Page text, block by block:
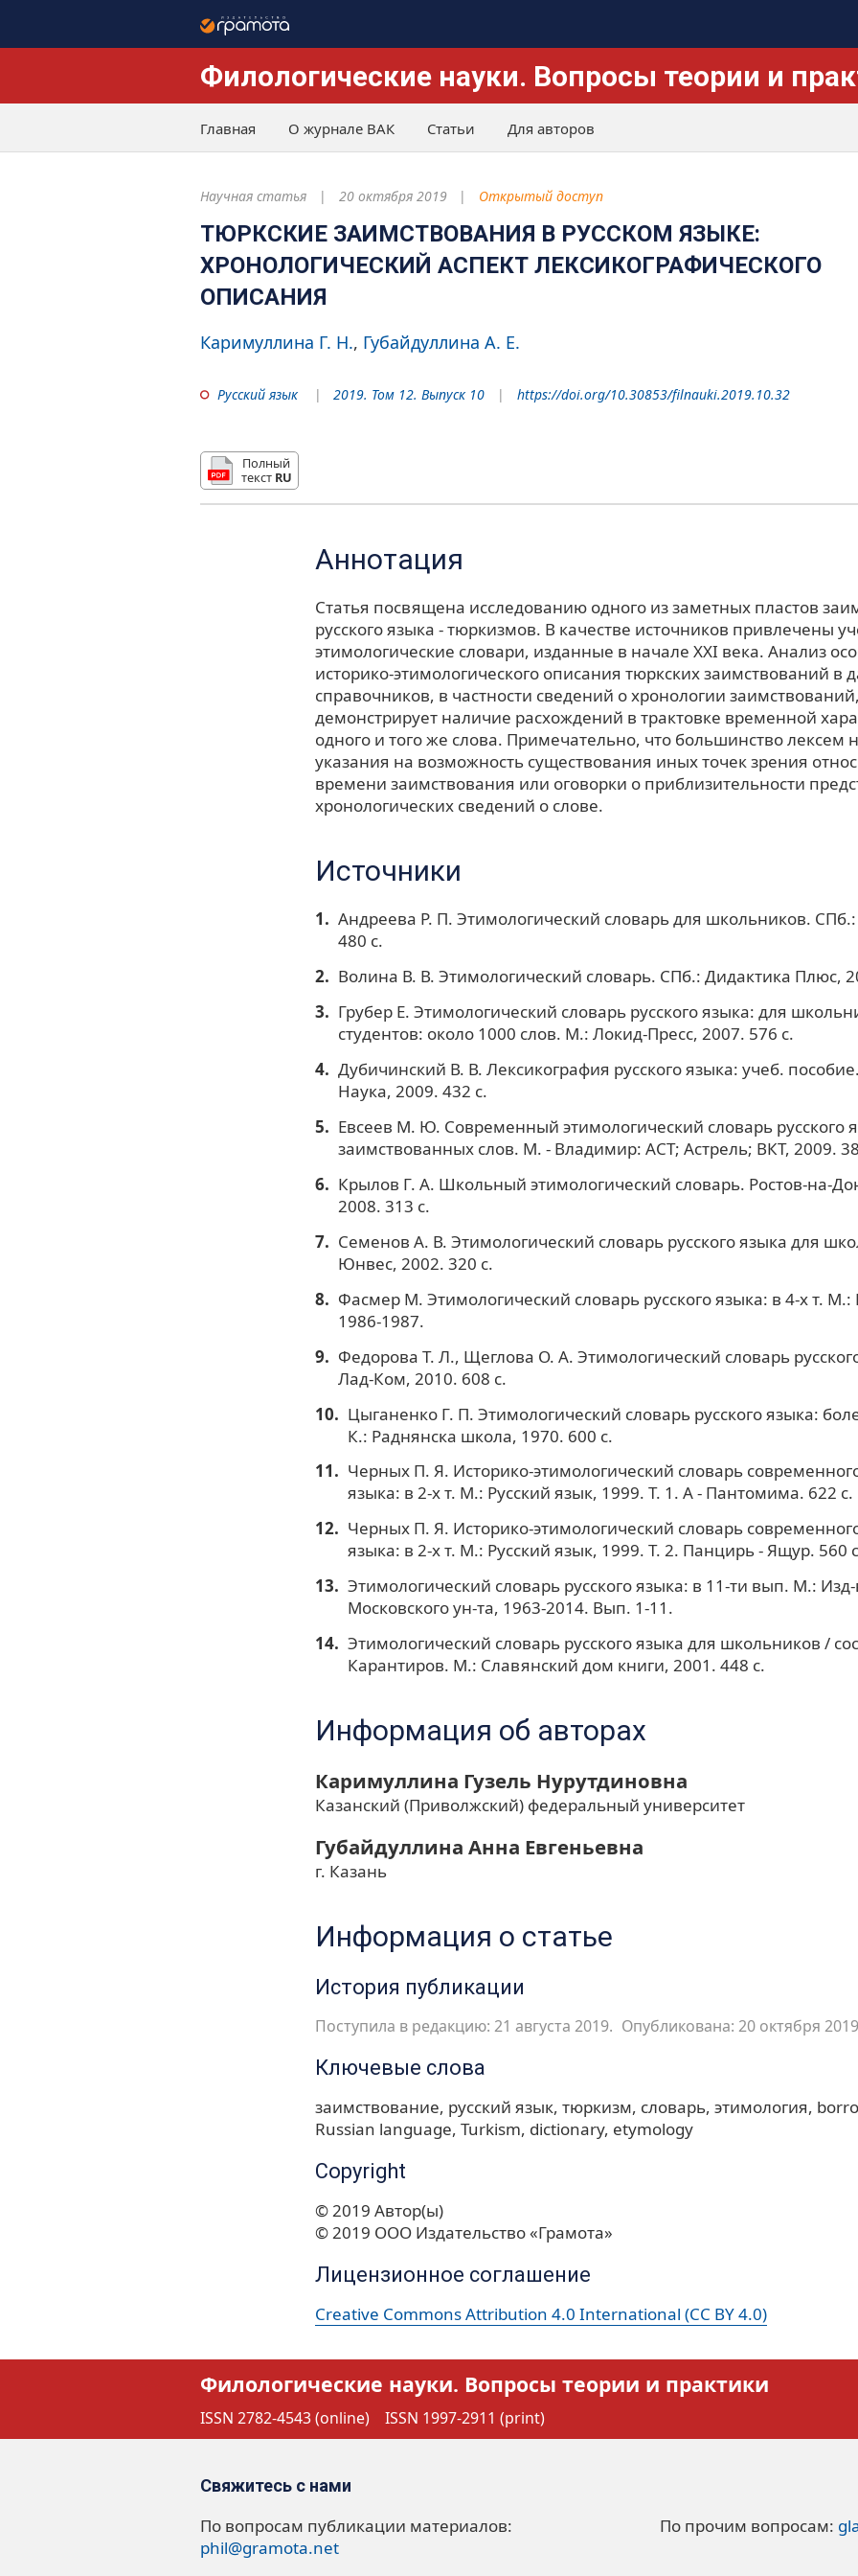
Филологические науки. Вопросы теории и
Главная О журнале ВАК Статьи Для авторов
Научная статья 20 октября 2019 Открытый доступ
ТЮРКСКИЕ ЗАИМСТВОВАНИЯ В РУССКОМ ЯЗЫКЕ:
ХРОНОЛОГИЧЕСКИЙ АСПЕКТ ЛЕКСИКОГРАФИЧЕСКОГО
ОПИСАНИЯ
Каримуллина Г. Н. Губайдуллина А. Е.
Русский язык 2019. Том 12. Выпуск 10 https://doi.org/10.30853/filnauki.2019.10.32
Полный
текст RU
Аннотация
Статья посвящена исследованию одного из заметных пластов
русского языка - тюркизмов. В качестве источников привлечены
этимологические словари, изданные в начале XXI века. Анализ
историко-этимологического описания тюркских заимствований в
справочников, в частности сведений о хронологии заимствований,
демонстрирует наличие расхождений в трактовке временной
одного и того же слова. Примечательно, что большинство лексем
указания на возможность существования иных точек зрения
времени заимствования или оговорки о приблизительности
хронологических сведений о слове.
Источники
Андреева Р. П. Этимологический словарь для школьников.
480 с.
Волина В. В. Этимологический словарь. СПб.: Дидактика Плюс,
Грубер Е. Этимологический словарь русского языка: для
студентов: около 1000 слов. М.: Локид-Пресс, 2007. 576 с.
Дубичинский В. В. Лексикография русского языка: учеб.
Наука, 2009. 432 с.
Евсеев М. Ю. Современный этимологический словарь русского
заимствованных слов. М. - Владимир: АСТ; Астрель; ВКТ, 2009.
Крылов Г. А. Школьный этимологический словарь. Ростов-на-
2008. 313 с.
Семенов А. В. Этимологический словарь русского языка для
Юнвес, 2002. 320 с.
Фасмер М. Этимологический словарь русского языка: в 4-х т. М.:
1986-1987.
Федорова Т. Л., Щеглова О. А. Этимологический словарь
Лад-Ком, 2010. 608 с.
Цыганенко Г. П. Этимологический словарь русского языка:
К.: Раднянска школа, 1970. 600 с.
Черных П. Я. Историко-этимологический словарь
языка: в 2-х т. М.: Русский язык, 1999. Т. 1. А - Пантомима. 622 с.
Черных П. Я. Историко-этимологический словарь
языка: в 2-х т. М.: Русский язык, 1999. Т. 2. Панцирь - Ящур. 560
Этимологический словарь русского языка: в 11-ти вып. М.:
Московского ун-та, 1963-2014. Вып. 1-11.
Этимологический словарь русского языка для школьников /
Карантиров. М.: Славянский дом книги, 2001. 448 с.
Информация об авторах
Каримуллина Гузель Нурутдиновна
Казанский (Приволжский) федеральный университет
Губайдуллина Анна Евгеньевна
г. Казань
Информация о статье
История публикации
Поступила в редакцию: 21 августа 2019. Опубликована: 20 октября
Ключевые слова
заимствование русский язык тюркизм словарь этимология
Russian language Turkism dictionary etymology
Copyright
© 2019 Автор(ы)
© 2019 ООО Издательство «Грамота»
Лицензионное соглашение
Creative Commons Attribution 4.0 International (CC BY 4.0)
Филологические науки. Вопросы теории и практики
ISSN 2782-4543 (online) ISSN 1997-2911 (print)
Свяжитесь с нами
По вопросам публикации материалов:
phil@gramota.net
По прочим вопросам: